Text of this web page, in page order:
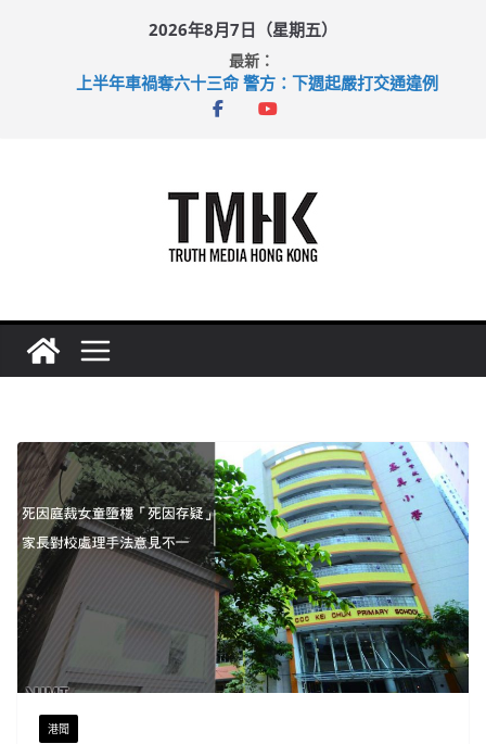
2026年8月7日（星期五）
最新：
上半年車禍奪六十三命 警方：下週起嚴打交通違例
性罪行修例獲九成支持 鄧炳強：爭取今屆任期內完成立法
港聞